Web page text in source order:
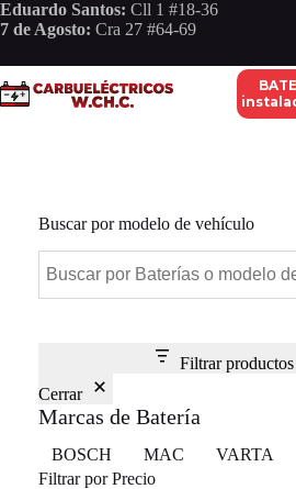
Saltar
al
Eduardo Santos: Cll 1 #18-36
7 de Agosto: Cra 27 #64-69
Buscar por modelo de vehículo
Filtrar productos
Cerrar
Marcas de Batería
Marca
BOSCH MAC
VARTA
Filtrar por Precio